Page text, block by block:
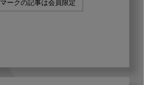
マークの記事は会員限定